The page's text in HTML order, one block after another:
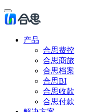
产品
合思费控
合思商旅
合思档案
合思BI
合思收款
合思付款